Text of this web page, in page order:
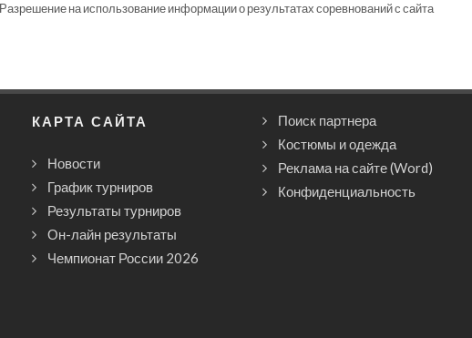
на использование информации о результатах соревнований с сайта
КАРТА САЙТА
Новости
График турниров
Результаты турниров
Он-лайн результаты
Чемпионат России 2026
Поиск партнера
Костюмы и одежда
Реклама на сайте (Word)
Конфиденциальность